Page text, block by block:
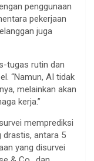
penggunaan
pekerjaan
juga
tugas rutin dan
“Namun, AI tidak
melainkan akan
kerja.”
memprediksi
drastis, antara 5
yang disurvei